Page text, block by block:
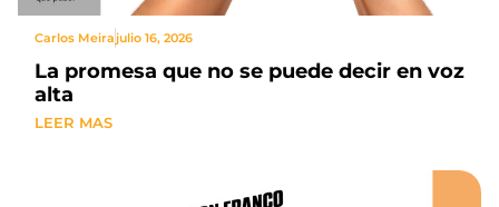
Carlos Meirajulio 16, 2026
La promesa que no se puede decir en voz
alta
LEER MAS